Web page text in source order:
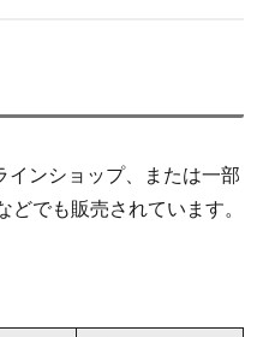
インショップ、または一部
でも販売されています。